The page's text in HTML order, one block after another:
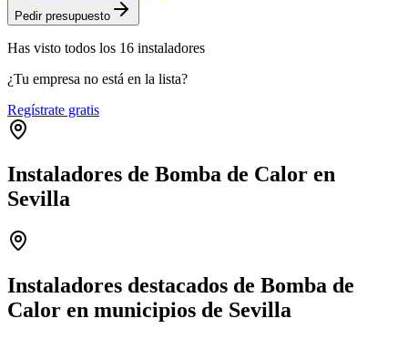
Pedir presupuesto
Has visto todos los 16 instaladores
¿Tu empresa no está en la lista?
Regístrate gratis
Instaladores de Bomba de Calor en
Sevilla
−
Instaladores destacados de Bomba de
Calor en municipios de Sevilla